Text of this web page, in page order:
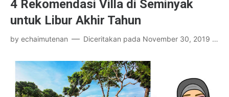
4 Rekomendasi Villa di Seminyak
untuk Libur Akhir Tahun
by echaimutenan Diceritakan pada November 30, 2019